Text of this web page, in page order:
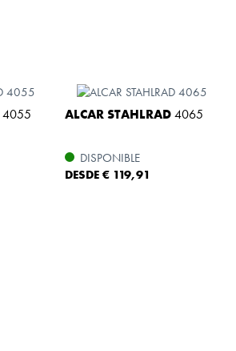
4055 ALCAR STAHLRAD4065
DISPONIBLE
DESDE € 119,91